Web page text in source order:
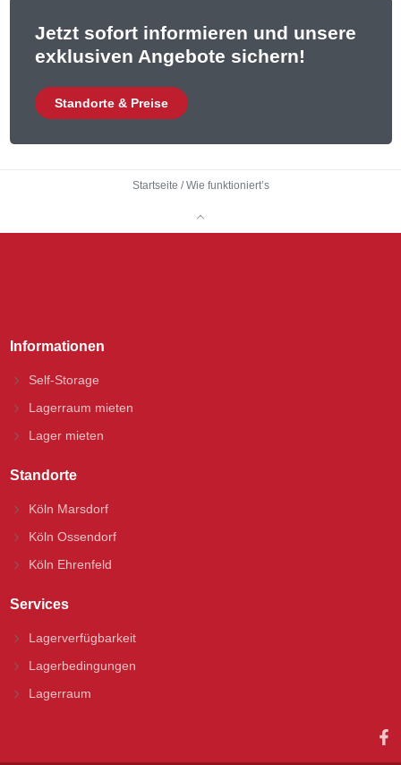
Jetzt sofort informieren und unsere
exklusiven Angebote sichern!
Standorte & Preise
Startseite /Wie funktioniert’s
Informationen
Self-Storage
Lagerraum mieten
Lager mieten
Standorte
Köln Marsdorf
Köln Ossendorf
Köln Ehrenfeld
Services
Lagerverfügbarkeit
Lagerbedingungen
Lagerraum